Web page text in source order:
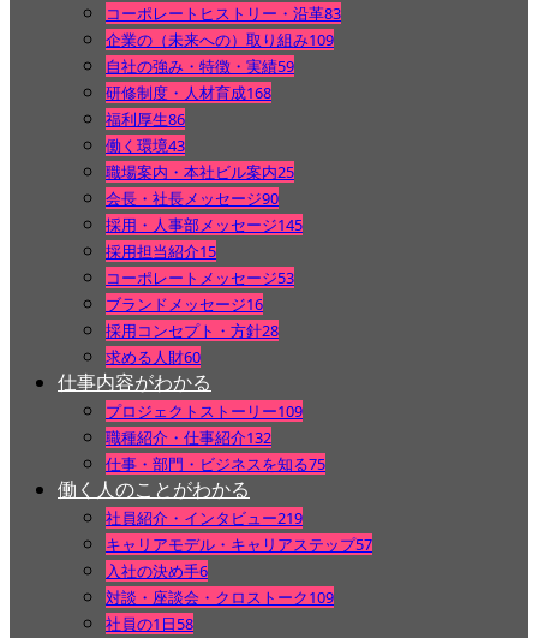
コーポレートヒストリー・沿革83
企業の（未来への）取り組み109
自社の強み・特徴・実績59
研修制度・人材育成168
福利厚生86
働く環境43
職場案内・本社ビル案内25
会長・社長メッセージ90
採用・人事部メッセージ145
採用担当紹介15
コーポレートメッセージ53
ブランドメッセージ16
採用コンセプト・方針28
求める人財60
仕事内容がわかる
プロジェクトストーリー109
職種紹介・仕事紹介132
仕事・部門・ビジネスを知る75
働く人のことがわかる
社員紹介・インタビュー219
キャリアモデル・キャリアステップ57
入社の決め手6
対談・座談会・クロストーク109
社員の1日58